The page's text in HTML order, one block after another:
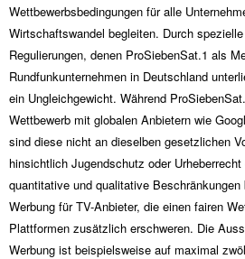
Wettbewerbsbedingungen für alle
Wirtschaftswandel begleiten. Durch
Regulierungen, denen ProSiebenSat.1 als
Rundfunkunternehmen in Deutschland
ein Ungleichgewicht. Während
Wettbewerb mit globalen Anbietern wie
sind diese nicht an dieselben gesetzlichen
hinsichtlich Jugendschutz oder
quantitative und qualitative
Werbung für TV-Anbieter, die einen fairen
Plattformen zusätzlich erschweren. Die
Werbung ist beispielsweise auf maximal